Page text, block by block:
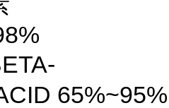
65%~95%